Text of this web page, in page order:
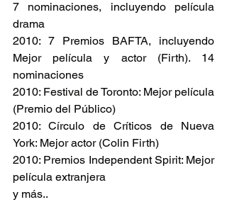
7 nominaciones, incluyendo película
drama
2010: 7 Premios BAFTA, incluyendo
Mejor película y actor (Firth). 14
nominaciones
2010: Festival de Toronto: Mejor película
(Premio del Público)
2010: Círculo de Críticos de Nueva
York: Mejor actor (Colin Firth)
2010: Premios Independent Spirit: Mejor
película extranjera
y más..